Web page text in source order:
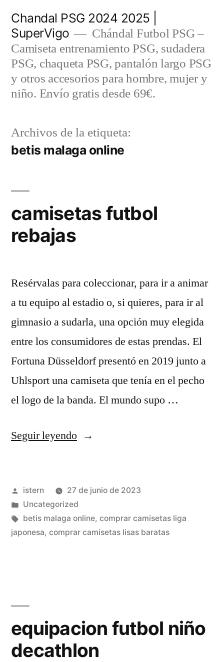
contenido
Chandal PSG 2024 2025 |
SuperVigo
Chándal Futbol PSG –
Camiseta entrenamiento PSG, sudadera
PSG, chaqueta PSG, pantalón largo PSG
y otros accesorios para hombre, mujer y
niño. Envío gratis desde 69€.
Archivos de la etiqueta:
betis malaga online
camisetas futbol
rebajas
Resérvalas para coleccionar, para ir a animar
a tu equipo al estadio o, si quieres, para ir al
gimnasio a sudarla, una opción muy elegida
entre los consumidores de estas prendas. El
Fortuna Düsseldorf presentó en 2019 junto a
Uhlsport una camiseta que tenía en el pecho
el logo de la banda. El mundo supo …
Seguir leyendo«camisetas
Publicado
por
istern
27 de junio de 2023
Publicado
en
Uncategorized
Etiquetas:
betis malaga online, comprar camisetas liga
japonesa, comprar camisetas lisas baratas
equipacion futbol niño
decathlon